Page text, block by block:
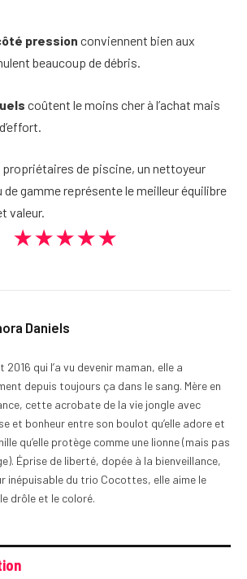
pression conviennent bien aux
beaucoup de débris.
coûtent le moins cher à l’achat mais
propriétaires de piscine, un nettoyeur
gamme représente le meilleur équilibre
valeur.
★★★★★
Daniels
2016 qui l’a vu devenir maman, elle a
depuis toujours ça dans le sang. Mère en
cette acrobate de la vie jongle avec
et bonheur entre son boulot qu’elle adore et
qu’elle protège comme une lionne (mais pas
Éprise de liberté, dopée à la bienveillance,
inépuisable du trio Cocottes, elle aime le
drôle et le coloré.